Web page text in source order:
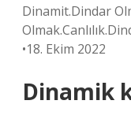
Dinamit.Dindar
•18. Ekim 2022
Dinamik